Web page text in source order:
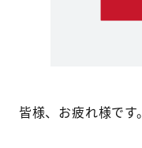
皆様、お疲れ様です。